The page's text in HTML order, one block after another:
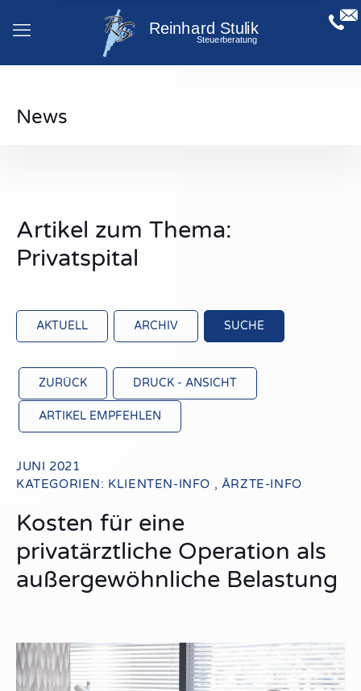
News
Artikel zum Thema:
Privatspital
AKTUELL ARCHIV SUCHE
ZURÜCK DRUCK - ANSICHT
ARTIKEL EMPFEHLEN
JUNI 2021
KATEGORIEN: KLIENTEN-INFO , ÄRZTE-INFO
Kosten für eine
privatärztliche Operation als
außergewöhnliche Belastung